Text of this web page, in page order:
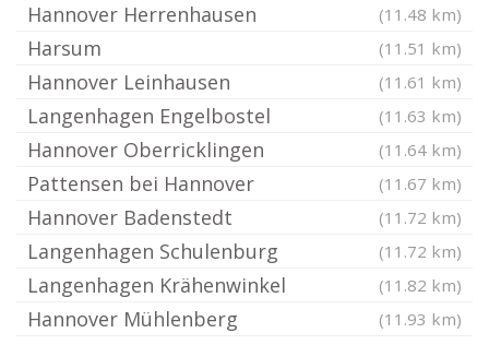
Hannover Herrenhausen (11.48 km)
Harsum (11.51 km)
Hannover Leinhausen (11.61 km)
Langenhagen Engelbostel (11.63 km)
Hannover Oberricklingen (11.64 km)
Pattensen bei Hannover (11.67 km)
Hannover Badenstedt (11.72 km)
Langenhagen Schulenburg (11.72 km)
Langenhagen Krähenwinkel (11.82 km)
Hannover Mühlenberg (11.93 km)